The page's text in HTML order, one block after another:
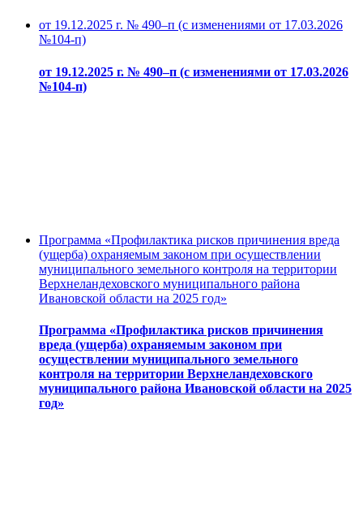
от 19.12.2025 г. № 490–п (с изменениями от 17.03.2026
№104-п)
от 19.12.2025 г. № 490–п (с изменениями от 17.03.2026
№104-п)
Программа «Профилактика рисков причинения вреда
(ущерба) охраняемым законом при осуществлении
муниципального земельного контроля на территории
Верхнеландеховского муниципального района
Ивановской области на 2025 год»
Программа «Профилактика рисков причинения
вреда (ущерба) охраняемым законом при
осуществлении муниципального земельного
контроля на территории Верхнеландеховского
муниципального района Ивановской области на 2025
год»